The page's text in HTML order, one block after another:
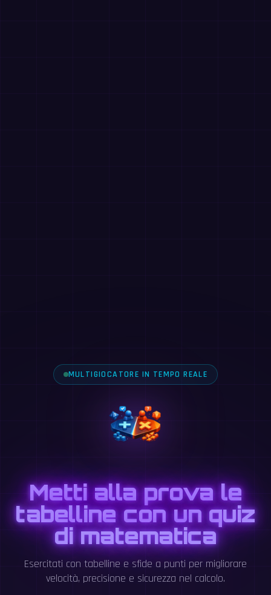
MULTIGIOCATORE IN TEMPO REALE
Metti alla prova le
tabelline con un quiz
di matematica
Esercitati con tabelline e sfide a punti per migliorare
velocità, precisione e sicurezza nel calcolo.